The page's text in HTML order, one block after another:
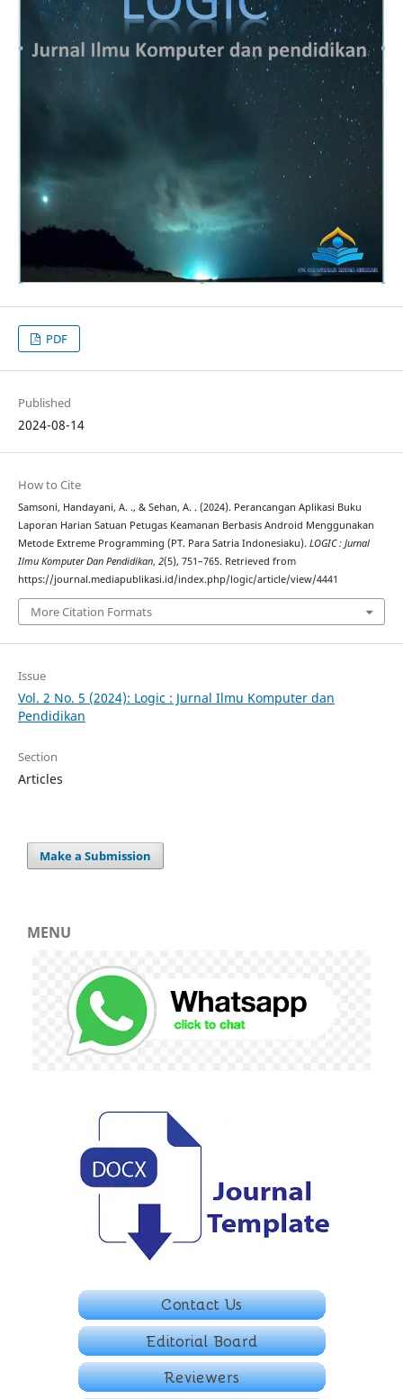
PDF
Published
2024-08-14
How to Cite
Samsoni, Handayani, A. ., & Sehan, A. . (2024). Perancangan Aplikasi Buku
Laporan Harian Satuan Petugas Keamanan Berbasis Android Menggunakan
Metode Extreme Programming (PT. Para Satria Indonesiaku). LOGIC : Jurnal
Ilmu Komputer Dan Pendidikan, 2(5), 751–765. Retrieved from
https://journal.mediapublikasi.id/index.php/logic/article/view/4441
More Citation Formats
Issue
Vol. 2 No. 5 (2024): Logic : Jurnal Ilmu Komputer dan
Pendidikan
Section
Articles
Make a Submission
MENU